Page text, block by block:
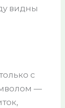
видны
с
—